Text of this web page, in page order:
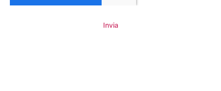
Invia